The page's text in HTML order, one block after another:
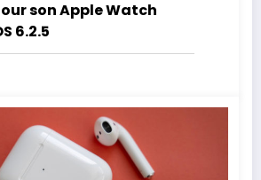
son Apple Watch
6.2.5